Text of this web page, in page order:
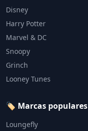
Disney
Harry Potter
Marvel & DC
Snoopy
Grinch
Looney Tunes
🏷️ Marcas populares
Loungefly